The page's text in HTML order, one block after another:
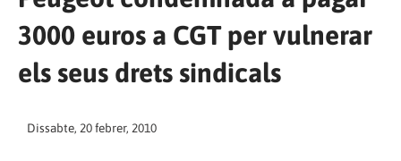
3000 euros a CGT per vulnerar
els seus drets sindicals
Dissabte, 20 febrer, 2010